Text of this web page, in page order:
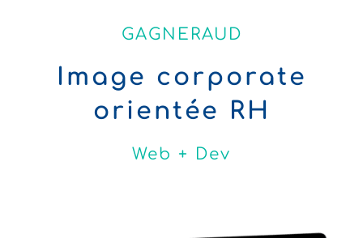
GAGNERAUD
Image corporate
orientée RH
Web + Dev